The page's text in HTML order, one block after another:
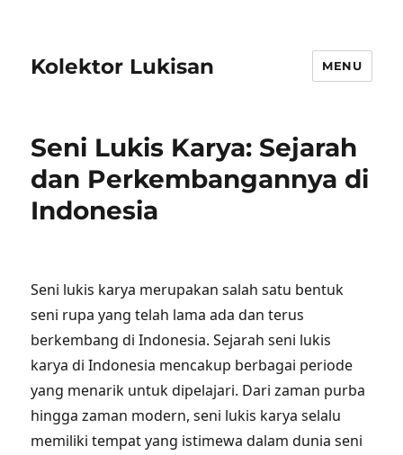
Kolektor Lukisan MENU
Seni Lukis Karya: Sejarah
dan Perkembangannya di
Indonesia
Seni lukis karya merupakan salah satu bentuk
seni rupa yang telah lama ada dan terus
berkembang di Indonesia. Sejarah seni lukis
karya di Indonesia mencakup berbagai periode
yang menarik untuk dipelajari. Dari zaman purba
hingga zaman modern, seni lukis karya selalu
memiliki tempat yang istimewa dalam dunia seni